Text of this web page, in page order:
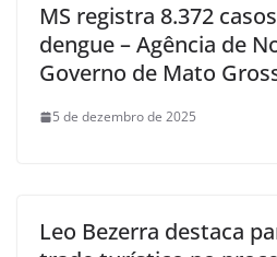
MS registra 8.372
dengue – Agência de
Governo de Mato
5 de dezembro de 2025
Leo Bezerra destaca